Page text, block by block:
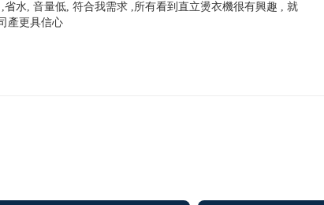
水, 音量低, 符合我需求 ,所有看到直立燙衣機很有興趣 , 就
產更具信心